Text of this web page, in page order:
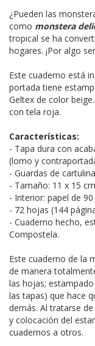
¿Pueden las
como monstera
tropical se ha
hogares. ¡Por algo
Este cuaderno está
portada tiene
Geltex de color
con tela roja.
Características:
- Tapa dura con
(lomo y
- Guardas de
- Tamaño: 11 x 15
- Interior: papel de
- 72 hojas (144
- Cuaderno hecho,
Compostela.
Este cuaderno de la
de manera
las hojas;
las tapas) que hace
demás. Al tratarse
y colocación del
cuadernos a otros.